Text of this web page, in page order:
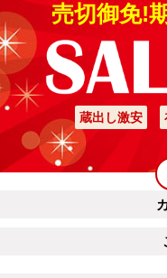
売切御免!
蔵出し激安